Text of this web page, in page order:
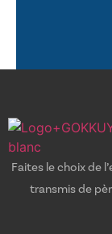
Faites le choix de
transmis de